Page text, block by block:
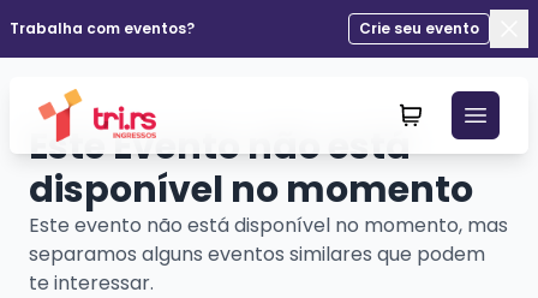
Trabalha com eventos?
Crie seu evento
Este Evento não está
disponível no momento
Este evento não está disponível no momento, mas
separamos alguns eventos similares que podem
te interessar.